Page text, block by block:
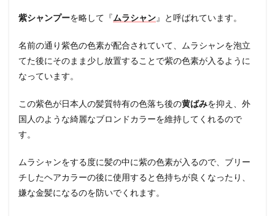
シャ
ンを
使い
始め
イミ
ング
ート
リー
トメ
ント
紫シャンプーを略して『ムラシャン』と呼ばれています。
名前の通り紫色の色素が配合されていて、ムラシャンを泡立
てた後にそのまま少し放置することで紫の色素が入るように
なっています。
この紫色が日本人の髪質特有の色落ち後の黄ばみを抑え、外
国人のような綺麗なブロンドカラーを維持してくれるので
す。
ムラシャンをする度に髪の中に紫の色素が入るので、ブリー
チしたヘアカラーの後に使用すると色持ちが良くなったり、
嫌な金髪になるのを防いでくれます。